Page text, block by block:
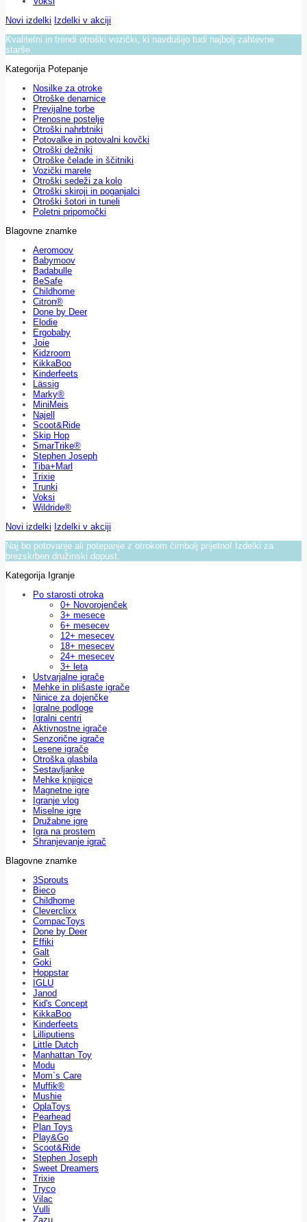
Novi izdelki Izdelki v akciji
Kvalitetni in trendi otroški vozički, ki navdušijo tudi najbolj zahtevne
starše.
Kategorija Potepanje
Nosilke za otroke
Otroške denarnice
Previjalne torbe
Prenosne postelje
Otroški nahrbtniki
Potovalke in potovalni kovčki
Otroški dežniki
Otroške čelade in ščitniki
Vozički marele
Otroški sedeži za kolo
Otroški skiroji in poganjalci
Otroški šotori in tuneli
Poletni pripomočki
Blagovne znamke
Aeromoov
Babymoov
Badabulle
BeSafe
Childhome
Citron®
Done by Deer
Elodie
Ergobaby
Joie
Kidzroom
KikkaBoo
Kinderfeets
Lässig
Marky®
MiniMeis
Najell
Scoot&Ride
Skip Hop
SmarTrike®
Stephen Joseph
Tiba+Marl
Trixie
Trunki
Voksi
Wildride®
Novi izdelki Izdelki v akciji
Naj bo potovanje ali potepanje z otrokom čimbolj prijetno! Izdelki za
brezskrben družinski dopust.
Kategorija Igranje
Po starosti otroka
0+ Novorojenček
3+ mesece
6+ mesecev
12+ mesecev
18+ mesecev
24+ mesecev
3+ leta
Ustvarjalne igrače
Mehke in plišaste igrače
Ninice za dojenčke
Igralne podloge
Igralni centri
Aktivnostne igrače
Senzorične igrače
Lesene igrače
Otroška glasbila
Sestavljanke
Mehke knjigice
Magnetne igre
Igranje vlog
Miselne igre
Družabne igre
Igra na prostem
Shranjevanje igrač
Blagovne znamke
3Sprouts
Bieco
Childhome
Cleverclixx
CompacToys
Done by Deer
Effiki
Galt
Goki
Hoppstar
IGLU
Janod
Kid's Concept
KikkaBoo
Kinderfeets
Lilliputiens
Little Dutch
Manhattan Toy
Modu
Mom`s Care
Muffik®
Mushie
OplaToys
Pearhead
Plan Toys
Play&Go
Scoot&Ride
Stephen Joseph
Sweet Dreamers
Trixie
Tryco
Vilac
Vulli
Zazu